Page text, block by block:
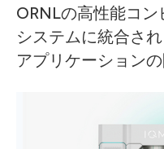
ORNLの高性能コン
システムに統合さ
アプリケーション